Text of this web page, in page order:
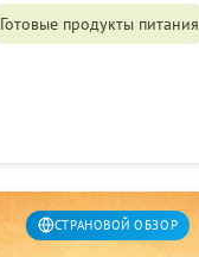
Готовые продукты питания
СТРАНОВОЙ ОБЗОР